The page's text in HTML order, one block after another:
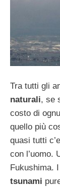
Tra tutti gli
naturali, se
costo di
quello più
quasi tutti
con l’uomo.
Fukushima. I
tsunami